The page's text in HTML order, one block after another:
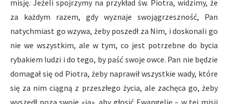
misję. Jeżeli spojrzymy na przykład św. Piotra, widzimy, że
za każdym razem, gdy wyznaje swojągrzeszność, Pan
natychmiast go wzywa, żeby poszedł za Nim, i doskonali go
nie we wszystkim, ale w tym, co jest potrzebne do bycia
rybakiem ludzi i do tego, by paść swoje owce. Pan nie będzie
domagał się od Piotra, żeby naprawił wszystkie wady, które
się za nim ciągną z przeszłego życia, ale zachęca go, żeby
wyszedł poza swoje «ja», aby głosić Ewangelię – w tej misji